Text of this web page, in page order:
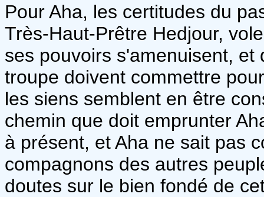
Pour Aha, les certitudes du
Très-Haut-Prêtre Hedjour,
ses pouvoirs s'amenuisent,
troupe doivent commettre
les siens semblent en être
chemin que doit emprunter
à présent, et Aha ne sait pas
compagnons des autres
doutes sur le bien fondé de